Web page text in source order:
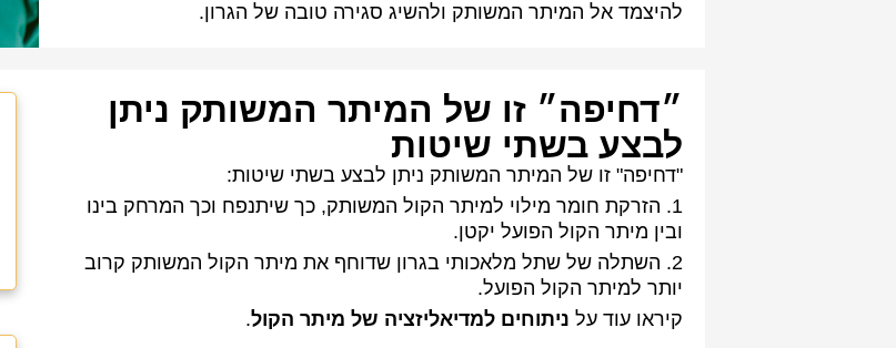
להיצמד אל המיתר המשותק ולהשיג סגירה טובה של הגרון.
״דחיפה״ זו של המיתר המשותק ניתן
לבצע בשתי שיטות
"דחיפה" זו של המיתר המשותק ניתן לבצע בשתי שיטות:
1. הזרקת חומר מילוי למיתר הקול המשותק, כך שיתנפח וכך המרחק בינו
ובין מיתר הקול הפועל יקטן.
2. השתלה של שתל מלאכותי בגרון שדוחף את מיתר הקול המשותק קרוב
יותר למיתר הקול הפועל.
קיראו עוד על ניתוחים למדיאליזציה של מיתר הקול.